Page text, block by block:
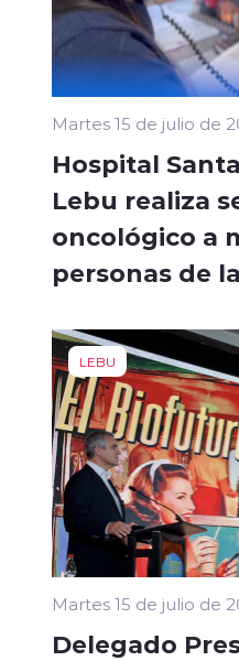
Martes 15 de julio de
Hospital
Lebu realiza
oncológico a
personas de
LEBU
Martes 15 de julio de
Delegado